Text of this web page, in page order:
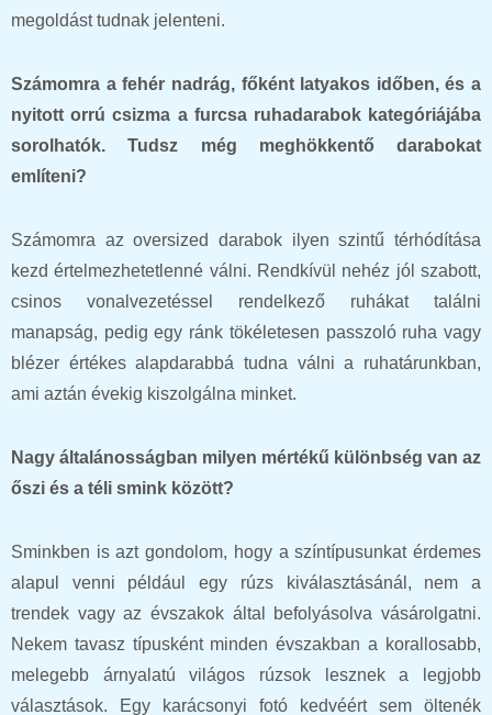
megoldást tudnak jelenteni.
Számomra a fehér nadrág, főként latyakos időben, és a
nyitott orrú csizma a furcsa ruhadarabok kategóriájába
sorolhatók. Tudsz még meghökkentő darabokat
említeni?
Számomra az oversized darabok ilyen szintű térhódítása
kezd értelmezhetetlenné válni. Rendkívül nehéz jól szabott,
csinos vonalvezetéssel rendelkező ruhákat találni
manapság, pedig egy ránk tökéletesen passzoló ruha vagy
blézer értékes alapdarabbá tudna válni a ruhatárunkban,
ami aztán évekig kiszolgálna minket.
Nagy általánosságban milyen mértékű különbség van az
őszi és a téli smink között?
Sminkben is azt gondolom, hogy a színtípusunkat érdemes
alapul venni például egy rúzs kiválasztásánál, nem a
trendek vagy az évszakok által befolyásolva vásárolgatni.
Nekem tavasz típusként minden évszakban a korallosabb,
melegebb árnyalatú világos rúzsok lesznek a legjobb
választások. Egy karácsonyi fotó kedvéért sem öltenék